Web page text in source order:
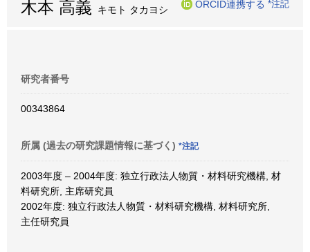
木本 高義 キモト タカヨシ
ORCID連携する *注記
研究者番号
00343864
所属 (過去の研究課題情報に基づく) *注記
2003年度 – 2004年度: 独立行政法人物質・材料研究機構, 材
料研究所, 主席研究員
2002年度: 独立行政法人物質・材料研究機構, 材料研究所,
主任研究員